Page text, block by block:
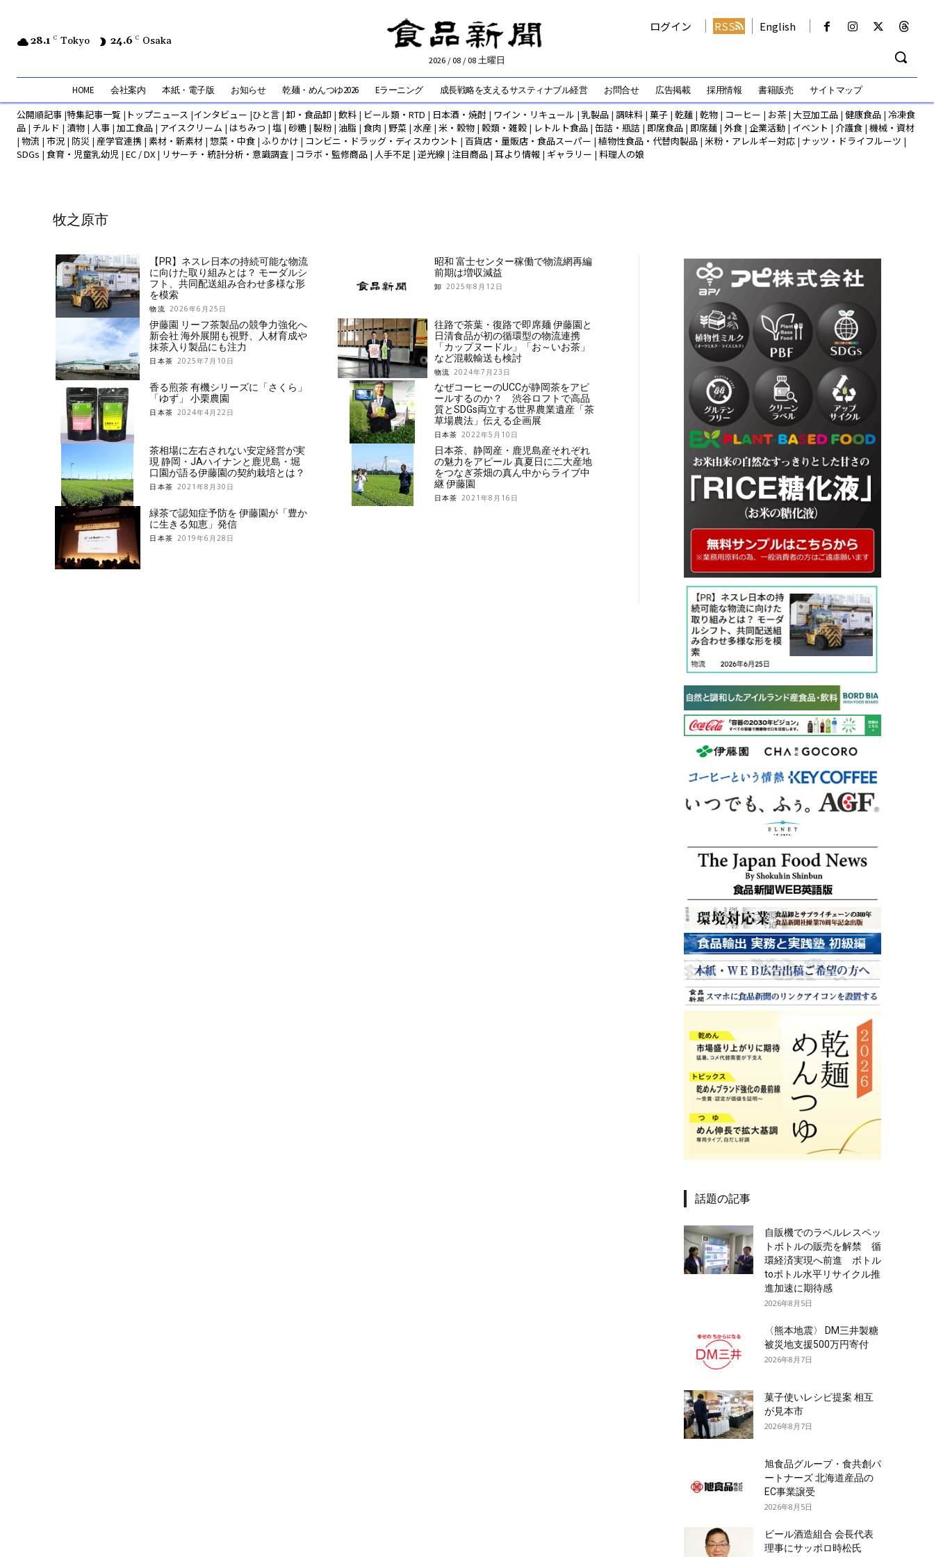
28.1 C Tokyo 24.6 C Osaka
2026 / 08 / 08 土曜日
ログイン RSS English
HOME 会社案内 本紙・電子版 お知らせ 乾麺・めんつゆ2026 Eラーニング 成長戦略を支えるサスティナブル経営 お問合せ 広告掲載 採用情報 書籍販売 サイトマップ
公開順記事 |特集記事一覧 | トップニュース |インタビュー |ひと言 |卸・食品卸 | 飲料 | ビール類・RTD | 日本酒・焼酎 | ワイン・リキュール | 乳製品 | 調味料 | 菓子 | 乾麺 | 乾物 | コーヒー | お茶 | 大豆加工品 | 健康食品 | 冷凍食
品 | チルド | 漬物 | 人事 | 加工食品 | アイスクリーム | はちみつ | 塩 | 砂糖 | 製粉| 油脂 | 食肉 | 野菜 | 水産 | 米・穀物 | 穀類・雑穀 | レトルト食品 | 缶詰・瓶詰 | 即席食品 | 即席麺 | 外食 | 企業活動 | イベント | 介護食 | 機械・資材
| 物流 | 市況 | 防災 | 産学官連携 | 素材・新素材 | 惣菜・中食 | ふりかけ | コンビニ・ドラッグ・ディスカウント | 百貨店・量販店・食品スーパー | 植物性食品・代替肉製品 | 米粉・アレルギー対応 | ナッツ・ドライフルーツ |
SDGs | 食育・児童乳幼児 | EC / DX | リサーチ・統計分析・意識調査 | コラボ・監修商品 | 人手不足 | 逆光線 | 注目商品 | 耳より情報 | ギャラリー | 料理人の娘
牧之原市
【PR】ネスレ日本の持続可能な物流
に向けた取り組みとは？ モーダルシ
フト、共同配送組み合わせ多様な形
を模索
物流 2026年6月25日
昭和 富士センター稼働で物流網再編
前期は増収減益
卸 2025年8月12日
伊藤園 リーフ茶製品の競争力強化へ
新会社 海外展開も視野、人材育成や
抹茶入り製品にも注力
日本茶 2025年7月10日
往路で茶葉・復路で即席麺 伊藤園と
日清食品が初の循環型の物流連携
「カップヌードル」「お～いお茶」
など混載輸送も検討
物流 2024年7月23日
香る煎茶 有機シリーズに「さくら」
「ゆず」 小栗農園
日本茶 2024年4月22日
なぜコーヒーのUCCが静岡茶をアピ
ールするのか？ 渋谷ロフトで高品
質とSDGs両立する世界農業遺産「茶
草場農法」伝える企画展
日本茶 2022年5月10日
茶相場に左右されない安定経営が実
現 静岡・JAハイナンと鹿児島・堀
口園が語る伊藤園の契約栽培とは？
日本茶 2021年8月30日
日本茶、静岡産・鹿児島産それぞれ
の魅力をアピール 真夏日に二大産地
をつなぎ茶畑の真ん中からライブ中
継 伊藤園
日本茶 2021年8月16日
緑茶で認知症予防を 伊藤園が「豊か
に生きる知恵」発信
日本茶 2019年6月28日
話題の記事
自販機でのラベルレスペッ
トボトルの販売を解禁 循
環経済実現へ前進 ボトル
toボトル水平リサイクル推
進加速に期待感
2026年8月5日
〈熊本地震〉 DM三井製糖
被災地支援500万円寄付
2026年8月7日
菓子使いレシピ提案 相互
が見本市
2026年8月7日
旭食品グループ・食共創パ
ートナーズ 北海道産品の
EC事業譲受
2026年8月5日
ビール酒造組合 会長代表
理事にサッポロ時松氏